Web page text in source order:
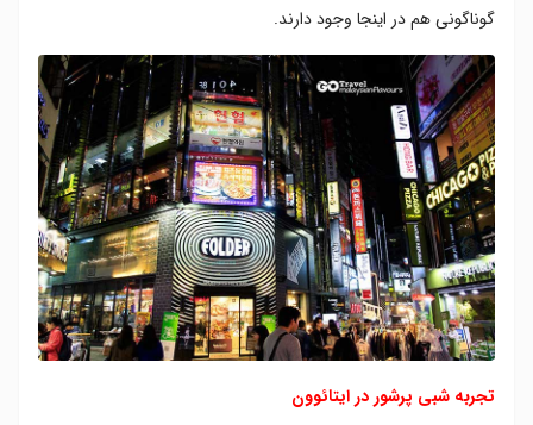
گوناگونی هم در اینجا وجود دارند.
تجربه شبی پرشور در ایتائوون